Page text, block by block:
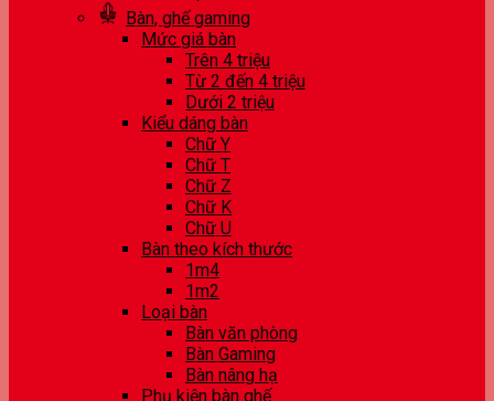
Bàn, ghế gaming
Mức giá bàn
Trên 4 triệu
Từ 2 đến 4 triệu
Dưới 2 triệu
Kiểu dáng bàn
Chữ Y
Chữ T
Chữ Z
Chữ K
Chữ U
Bàn theo kích thước
1m4
1m2
Loại bàn
Bàn văn phòng
Bàn Gaming
Bàn nâng hạ
Phụ kiện bàn ghế